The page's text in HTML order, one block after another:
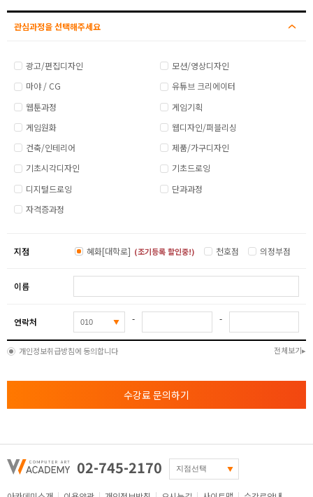
관심과정을 선택해주세요
광고/편집디자인
모션/영상디자인
마야 / CG
유튜브 크리에이터
웹툰과정
게임기획
게임원화
웹디자인/퍼블리싱
건축/인테리어
제품/가구디자인
기초시각디자인
기초드로잉
디지털드로잉
단과과정
자격증과정
지점 혜화[대학로] (조기등록 할인중!) 천호점 의정부점
이름
연락처 - -
개인정보취급방침에 동의합니다 전체보기
수강료 문의하기
02-745-2170